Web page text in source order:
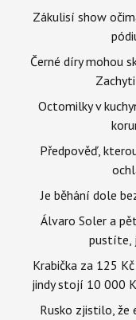
Zákulisí show
Černé díry mohou
Octomilky v
Předpověď,
Je běhání dole
Álvaro Soler a
pustíte,
Krabička za 125
jindy stojí 10 000
Rusko zjistilo, že